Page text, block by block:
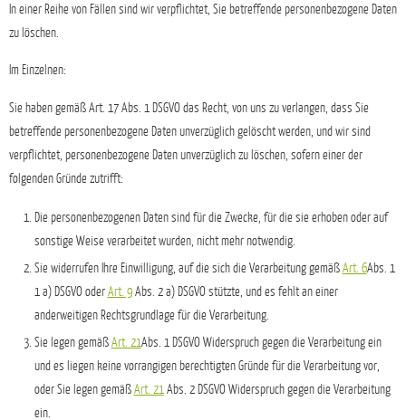
In einer Reihe von Fällen sind wir verpflichtet, Sie betreffende personenbezogene Daten
zu löschen.
Im Einzelnen:
Sie haben gemäß Art. 17 Abs. 1 DSGVO das Recht, von uns zu verlangen, dass Sie
betreffende personenbezogene Daten unverzüglich gelöscht werden, und wir sind
verpflichtet, personenbezogene Daten unverzüglich zu löschen, sofern einer der
folgenden Gründe zutrifft:
Die personenbezogenen Daten sind für die Zwecke, für die sie erhoben oder auf
sonstige Weise verarbeitet wurden, nicht mehr notwendig.
Sie widerrufen Ihre Einwilligung, auf die sich die Verarbeitung gemäßArt. 6Abs. 1
1 a) DSGVO oderArt. 9Abs. 2 a) DSGVO stützte, und es fehlt an einer
anderweitigen Rechtsgrundlage für die Verarbeitung.
Sie legen gemäßArt. 21Abs. 1 DSGVO Widerspruch gegen die Verarbeitung ein
und es liegen keine vorrangigen berechtigten Gründe für die Verarbeitung vor,
oder Sie legen gemäßArt. 21 Abs. 2 DSGVO Widerspruch gegen die Verarbeitung
ein.